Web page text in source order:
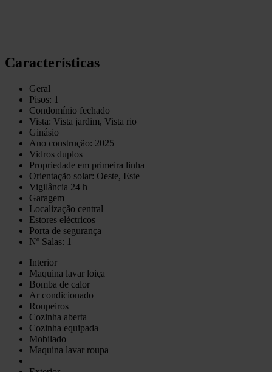
Características
Geral
Pisos: 1
Condomínio fechado
Vista: Vista jardim, Vista rio
Ginásio
Ano construção: 2025
Vidros duplos
Propriedade em primeira linha
Orientação solar: Oeste, Este
Vigilância 24 h
Garagem
Localização central
Estores eléctricos
Porta de segurança
Nº Salas: 1
Interior
Maquina lavar loiça
Bomba de calor
Ar condicionado
Roupeiros
Cozinha aberta
Cozinha equipada
Mobilado
Maquina lavar roupa